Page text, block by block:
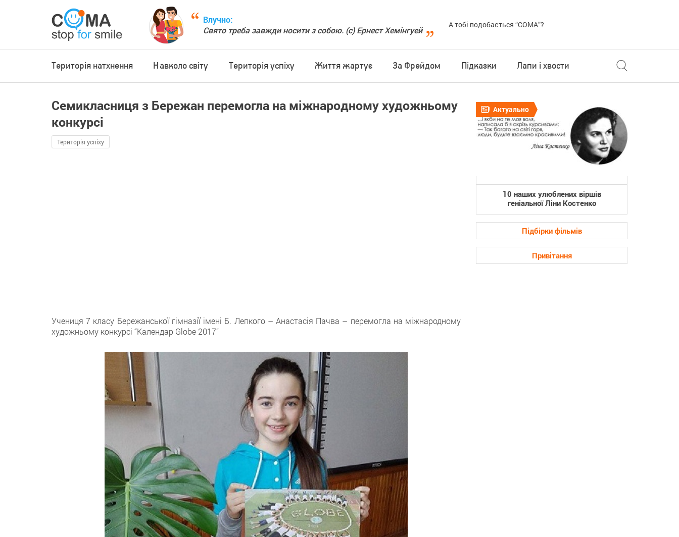
Влучно:
Свято треба завжди носити з собою. (с) Ернест Хемінгуей
А тобі подобається “COMA”?
Територія натхнення Навколо світу Територія успіху Життя жартує За Фрейдом Підказки Лапи і хвости
Cемикласниця з Бережан перемогла на міжнародному художньому
конкурсі
Територія успіху
Учениця 7 класу Бережанської гімназії імені Б. Лепкого – Анастасія Пачва – перемогла на міжнародному
художньому конкурсі “Календар Globe 2017”
Актуально
10 наших улюблених віршів
геніальної Ліни Костенко
Підбірки фільмів
Привітання